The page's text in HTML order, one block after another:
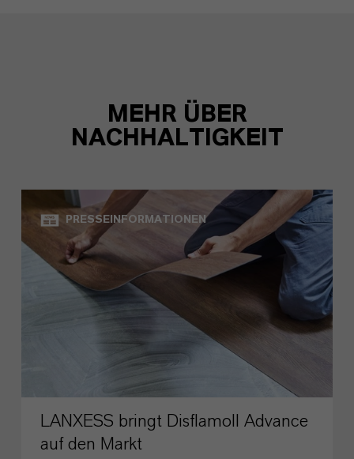
MEHR ÜBER
NACHHALTIGKEIT
PRESSEINFORMATIONEN
LANXESS bringt Disflamoll Advance
auf den Markt